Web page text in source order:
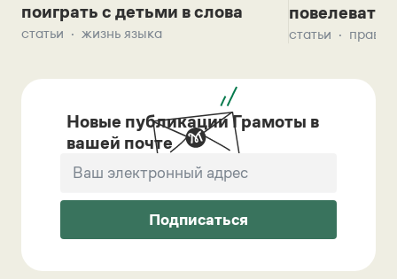
поиграть с детьми в слова
статьи жизнь языка
повелевать
статьи
Новые публикации Грамоты в
вашей почте
Подписаться